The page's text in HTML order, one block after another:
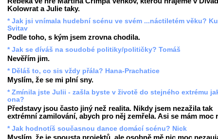
Kolowrat a Julie taky.
* Jak jsi vnímala hudební scénu ve svém ...náctiletém věku?
Svitav
Podle toho, s kým jsem zrovna chodila.
* Jak se díváš na soudobé politiky/političky? Tomáš
Nevěřím jim.
* Děláš to, co sis vždy přála? Hana-Prachatice
Myslím, že se mi plní sny.
* Zmínila jste Julii - zašla byste v životě do stejného extrému
ona?
Představy jsou často jiný než realita. Nikdy jsem nezažila tak
extrémní zamilování, abych pro něj zemřela. Asi se mám moc
* Jak hodnotíš současnou dance domácí scénu? Nick